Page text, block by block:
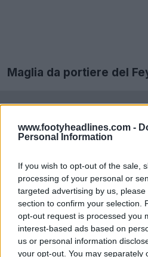
www.footyheadlines.com -
Personal Information
If you wish to opt-out of the sale,
processing of your personal or
targeted advertising by us,
section to confirm your selection.
opt-out request is processed you
interest-based ads based on
us or personal information
your opt-out. You may separately
Maglia da portiere del